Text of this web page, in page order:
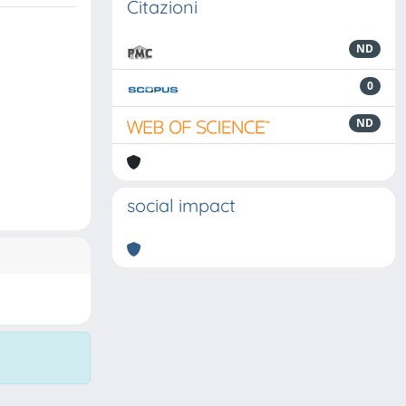
Citazioni
ND
0
ND
social impact